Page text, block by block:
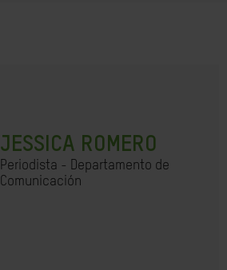
JESSICA ROMERO
Periodista - Departamento de
Comunicación